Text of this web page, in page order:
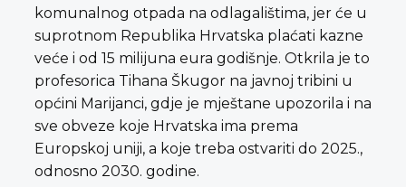
komunalnog otpada na odlagalištima, jer će u
suprotnom Republika Hrvatska plaćati kazne
veće i od 15 milijuna eura godišnje. Otkrila je to
profesorica Tihana Škugor na javnoj tribini u
općini Marijanci, gdje je mještane upozorila i na
sve obveze koje Hrvatska ima prema
Europskoj uniji, a koje treba ostvariti do 2025.,
odnosno 2030. godine.